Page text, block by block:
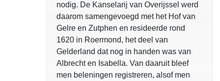
nodig. De Kanselarij van Overijssel werd
daarom samengevoegd met het Hof van
Gelre en Zutphen en resideerde rond
1620 in Roermond, het deel van
Gelderland dat nog in handen was van
Albrecht en Isabella. Van daaruit bleef
men beleningen registreren, alsof men